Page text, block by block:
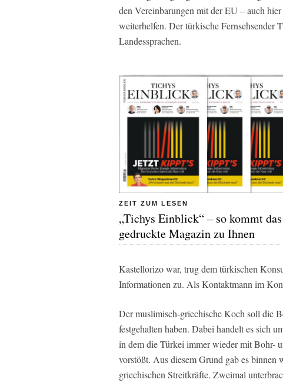
den Vereinbarungen mit der EU – auch
weiterhelfen. Der türkische Fernsehsender
Landessprachen.
ZEIT ZUM LESEN
„Tichys Einblick“ – so kommt das
gedruckte Magazin zu Ihnen
Kastellorizo war, trug dem türkischen
Informationen zu. Als Kontaktmann im
Der muslimisch-griechische Koch soll die
festgehalten haben. Dabei handelt es sich
in dem die Türkei immer wieder mit Bohr-
vorstößt. Aus diesem Grund gab es
griechischen Streitkräfte. Zweimal